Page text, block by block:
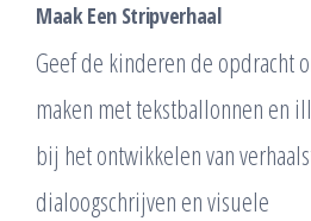
Maak Een Stripverhaal
Geef de kinderen de opdracht
maken met tekstballonnen en
bij het ontwikkelen van
dialoogschrijven en visuele